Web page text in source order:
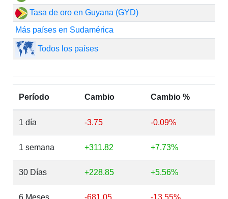
Tasa de oro en Guyana (GYD)
Más países en Sudamérica
Todos los países
Período Cambio Cambio %
1 día -3.75 -0.09%
1 semana +311.82 +7.73%
30 Días +228.85 +5.56%
6 Meses -681.05 -13.55%